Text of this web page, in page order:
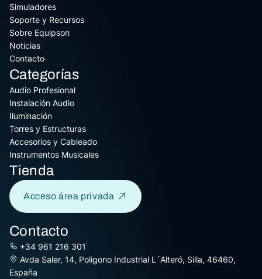
Simuladores
Soporte y Recursos
Sobre Equipson
Noticias
Contacto
Categorías
Audio Profesional
Instalación Audio
Iluminación
Torres y Estructuras
Accesorios y Cableado
Instrumentos Musicales
Tienda
Acceso área privada
Contacto
+34 961 216 301
Avda Saler, 14, Poligono Industrial L´Alteró, Silla, 46460,
España